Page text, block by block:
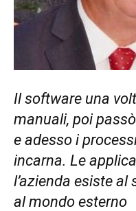
Il software una
manuali, poi
e adesso i
incarna. Le
l’azienda esiste
al mondo esterno